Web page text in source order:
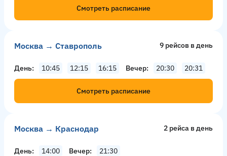
Смотреть расписание
Москва → Ставрополь 9 рейсов в день
День 10:45 12:15 16:15 Вечер 20:30 20:31
Смотреть расписание
Москва → Краснодар 2 рейсa в день
День 14:00 Вечер
21:30